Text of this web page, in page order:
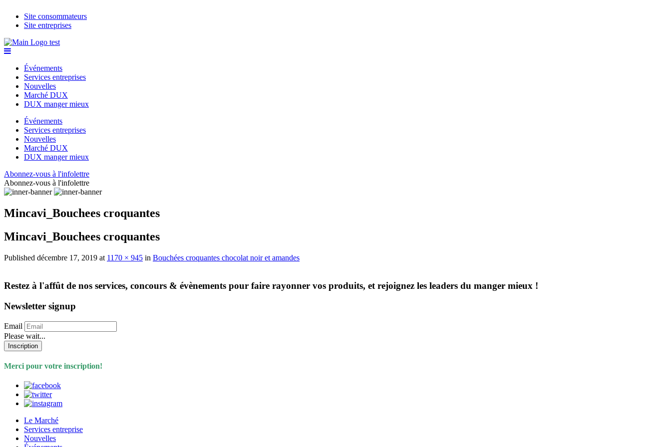
Site consommateurs
Site entreprises
Événements
Services entreprises
Nouvelles
Marché DUX
DUX manger mieux
Événements
Services entreprises
Nouvelles
Marché DUX
DUX manger mieux
Abonnez-vous à l'infolettre
Abonnez-vous à l'infolettre
Mincavi_Bouchees croquantes
Mincavi_Bouchees croquantes
Published décembre 17, 2019 at 1170 × 945 in Bouchées croquantes chocolat noir et amandes
Restez à l'affût de nos services, concours & évènements pour faire rayonner vos produits, et rejoignez les leaders du manger mieux !
Newsletter signup
Email
Please wait...
Inscription
Merci pour votre inscription!
Le Marché
Services entreprise
Nouvelles